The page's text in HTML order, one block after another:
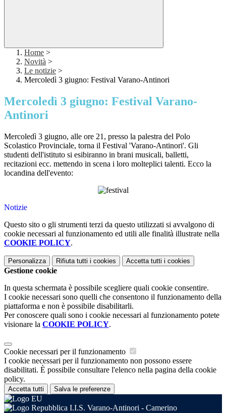
Home >
Novità >
Le notizie >
Mercoledì 3 giugno: Festival Varano-Antinori
Mercoledì 3 giugno: Festival Varano-
Antinori
Mercoledì 3 giugno, alle ore 21, presso la palestra del Polo
Scolastico Provinciale, torna il Festival 'Varano-Antinori'. Gli
studenti dell'istituto si esibiranno in brani musicali, balletti,
recitazioni ecc. mettendo in scena i loro molteplici talenti. Ecco la
locandina dell'evento:
Notizie
Questo sito o gli strumenti terzi da questo utilizzati si avvalgono di
cookie necessari al funzionamento ed utili alle finalità illustrate nella
COOKIE POLICY.
Personalizza Rifiuta tutti i cookies Accetta tutti i cookies
Gestione cookie
In questa schermata è possibile scegliere quali cookie consentire.
I cookie necessari sono quelli che consentono il funzionamento della
piattaforma e non è possibile disabilitarli.
Per conoscere quali sono i cookie necessari al funzionamento potete
visionare la COOKIE POLICY.
Cookie necessari per il funzionamento
I cookie necessari per il funzionamento non possono essere
disabilitati. È possibile consultare l'elenco nella pagina della cookie
policy.
Accetta tutti Salva le preferenze
I.I.S. Varano-Antinori - Camerino